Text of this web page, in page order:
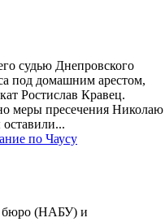
судью Днепровского
под домашним арестом,
Ростислав Кравец.
меры пресечения Николаю
по Чаусу
бюро (НАБУ) и